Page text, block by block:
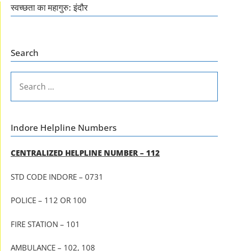
स्वच्छता का महागुरु: इंदौर
Search
FOR:
Indore Helpline Numbers
CENTRALIZED HELPLINE NUMBER – 112
STD CODE INDORE – 0731
POLICE – 112 OR 100
FIRE STATION – 101
AMBULANCE – 102, 108